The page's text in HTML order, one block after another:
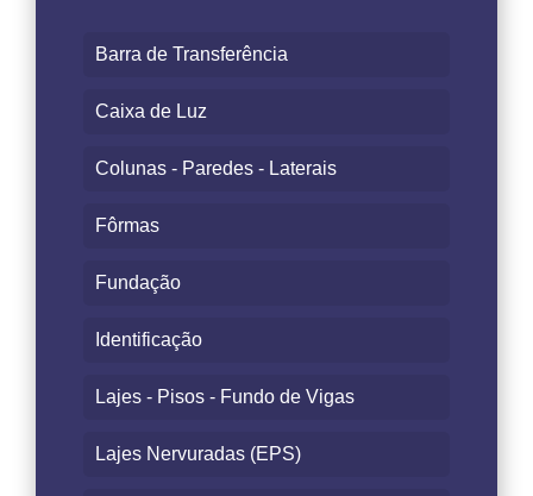
Barra de Transferência
Caixa de Luz
Colunas - Paredes - Laterais
Fôrmas
Fundação
Identificação
Lajes - Pisos - Fundo de Vigas
Lajes Nervuradas (EPS)